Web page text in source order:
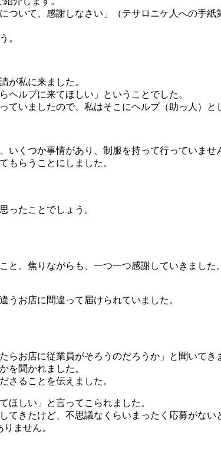
いて、感謝しなさい」（テサロニケ人への手
。
が私に来ました。
ルプに来てほしい」ということでした。
いましたので、私はそこにヘルプ（助っ人）と
くつか事情があり、制服を持って行っていませ
らうことにしました。
ったことでしょう。
。焦りながらも、一つ一つ感謝していきました。
お店に間違って届けられていました。
お店に従業員がそろうのだろうか」と聞いてき
を聞かれました。
ることを伝えました。
しい」と言ってこられました。
きたけど、不思議なくらいまったく応募がない
ません。